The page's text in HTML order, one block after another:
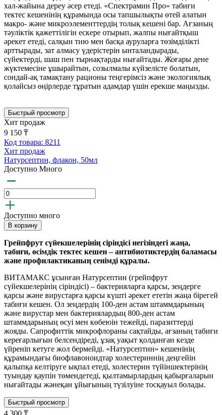
хал-жайына дереу әсер етеді. «Спектрамин Про» табиғи
тектес кешенінің құрамында осы тапшылықты өтей алатын
макро- және микроэлементтердің толық кешені бар. Ағзаның
тәуліктік қажеттілігін ескере отырып, жалпы нығайтқыш
әрекет етеді, салқын тию мен басқа ауруларға төзімділікті
арттырады, зат алмасу үдерістерін ынталандырады,
сүйектерді, шаш пен тырнақтарды нығайтады. Жоғары дене
жүктемесіне ұшырайтын, созылмалы күйзелісте болатын,
сондай-ақ тамақтану рационы теңгерімсіз және экологиялық
қолайсыз өңірлерде тұратын адамдар үшін ерекше маңызды.
Быстрый просмотр
Хит продаж
9 150 ₸
Код товара: 8211
Хит продаж
Натурсептин, флакон, 50мл
Доступно Много
Доступно много
В корзину
Грейпфрут сүйекшелерінің сіріндісі негізіндегі жаңа,
табиғи, өсімдік тектес кешен – антибиотиктердің баламасы
және профилактиканың сенімді құралы.
ВИТАМАКС ұсынған Натурсептин (грейпфрут
сүйекшелерінің сіріндісі) – бактерияларға қарсы, зеңдерге
қарсы және вирустарға қарсы күшті әрекет ететін жаңа бірегей
табиғи кешен. Ол зеңдердің 100-ден астам штаммдарының
және вирустар мен бактериялардың 800-ден астам
штаммдарының өсуі мен көбеюін тежейді, паразиттерді
жояды. Сапрофиттік микрофлораны сақтайды, ағзаның табиғи
кереғарлығын белсендіреді, ұзақ уақыт қолданған кезде
үйреніп кетуге жол бермейді. «Натурсептин» кешенінің
құрамындағы биофлавоноидтар холестериннің деңгейін
қалыпқа келтіруге ықпал етеді, холестерин түйіншектерінің
туындау қаупін төмендетеді, қылтамырлардың қабырғаларын
нығайтады жәнеқан ұйығының түзілуіне тосқауыл болады.
Быстрый просмотр